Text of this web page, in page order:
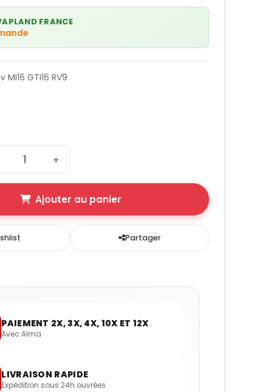
FRANCE
MI16 GTI16 RV9
+
Ajouter au panier
Partager
PAIEMENT 2X, 3X, 4X, 10X ET 12X
Avec Alma
LIVRAISON RAPIDE
Expédition sous 24h ouvrées